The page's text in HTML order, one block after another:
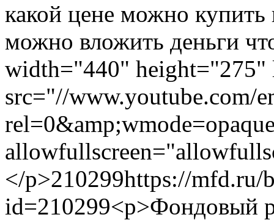
какой цене можно купить
можно вложить деньги
width="440"
src="//www.youtube.com/
</p>210299https://mfd.ru/
id=210299<p>Фондовый